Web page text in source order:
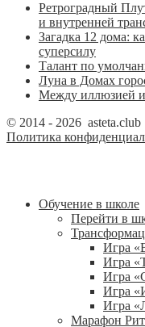
Ретроградный
и внутренней
Загадка 12 дома:
суперсилу
Талант по
Луна в Домах
Между иллюзией и
© 2014 - 2026 asteta.club
Политика
Обучение в школе
Перейти в
Игра
Игра
Игра
Игра
Игра
Марафон